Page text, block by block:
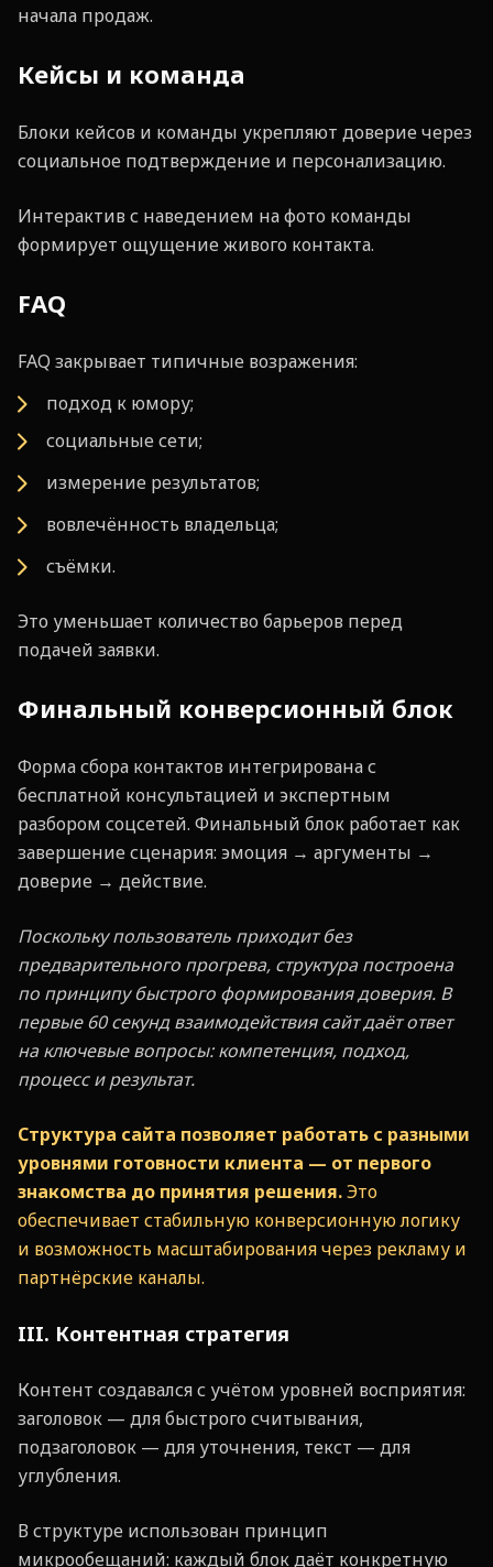
начала продаж.
Кейсы и команда
Блоки кейсов и команды укрепляют доверие через
социальное подтверждение и персонализацию.
Интерактив с наведением на фото команды
формирует ощущение живого контакта.
FAQ
FAQ закрывает типичные возражения:
подход к юмору;
социальные сети;
измерение результатов;
вовлечённость владельца;
съёмки.
Это уменьшает количество барьеров перед
подачей заявки.
Финальный конверсионный блок
Форма сбора контактов интегрирована с
бесплатной консультацией и экспертным
разбором соцсетей. Финальный блок работает как
завершение сценария: эмоция → аргументы →
доверие → действие.
Поскольку пользователь приходит без
предварительного прогрева, структура построена
по принципу быстрого формирования доверия. В
первые 60 секунд взаимодействия сайт даёт ответ
на ключевые вопросы: компетенция, подход,
процесс и результат.
Структура сайта позволяет работать с разными
уровнями готовности клиента — от первого
знакомства до принятия решения.Это
обеспечивает стабильную конверсионную логику
и возможность масштабирования через рекламу и
партнёрские каналы.
III. Контентная стратегия
Контент создавался с учётом уровней восприятия:
заголовок — для быстрого считывания,
подзаголовок — для уточнения, текст — для
углубления.
В структуре использован принцип
микрообещаний: каждый блок даёт конкретную